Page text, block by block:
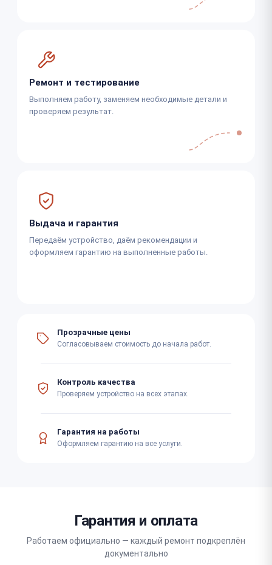
Ремонт и тестирование
Выполняем работу, заменяем необходимые детали и
проверяем результат.
Выдача и гарантия
Передаём устройство, даём рекомендации и
оформляем гарантию на выполненные работы.
Прозрачные цены
Согласовываем стоимость до начала работ.
Контроль качества
Проверяем устройство на всех этапах.
Гарантия на работы
Оформляем гарантию на все услуги.
Гарантия и оплата
Работаем официально — каждый ремонт подкреплён
документально